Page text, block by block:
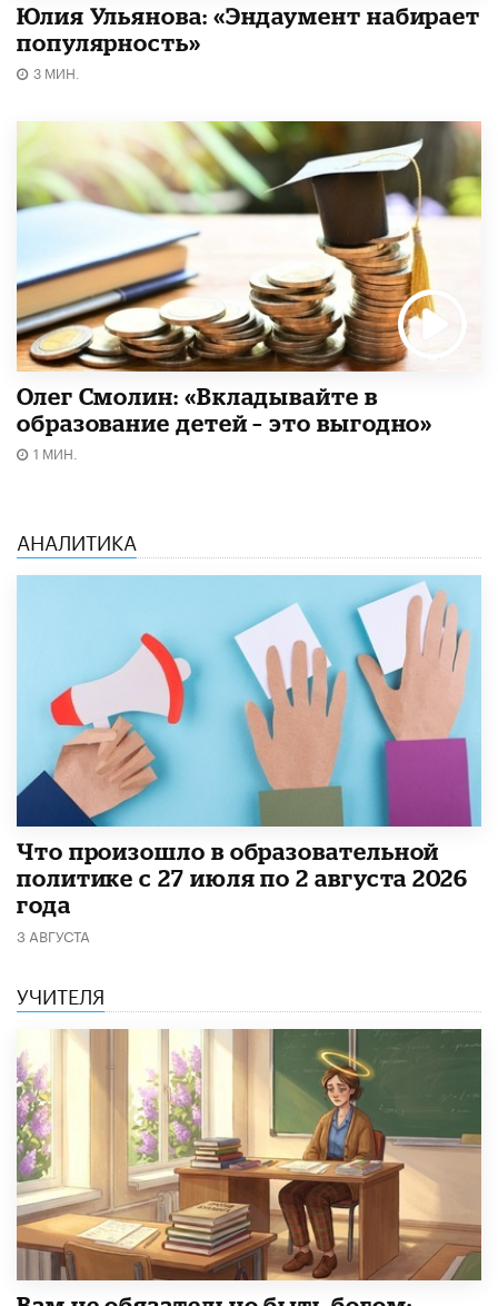
Юлия Ульянова: «Эндаумент набирает
популярность»
3 МИН.
Олег Смолин: «Вкладывайте в
образование детей – это выгодно»
1 МИН.
АНАЛИТИКА
​Что произошло в образовательной
политике с 27 июля по 2 августа 2026
года
3 АВГУСТА
УЧИТЕЛЯ